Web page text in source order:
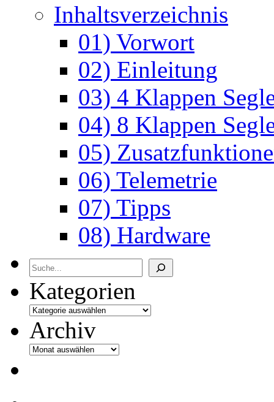
Inhaltsverzeichnis
01) Vorwort
02) Einleitung
03) 4 Klappen
04) 8 Klappen
05)
06) Telemetrie
07) Tipps
08) Hardware
Archiv
Kategorien
Archiv